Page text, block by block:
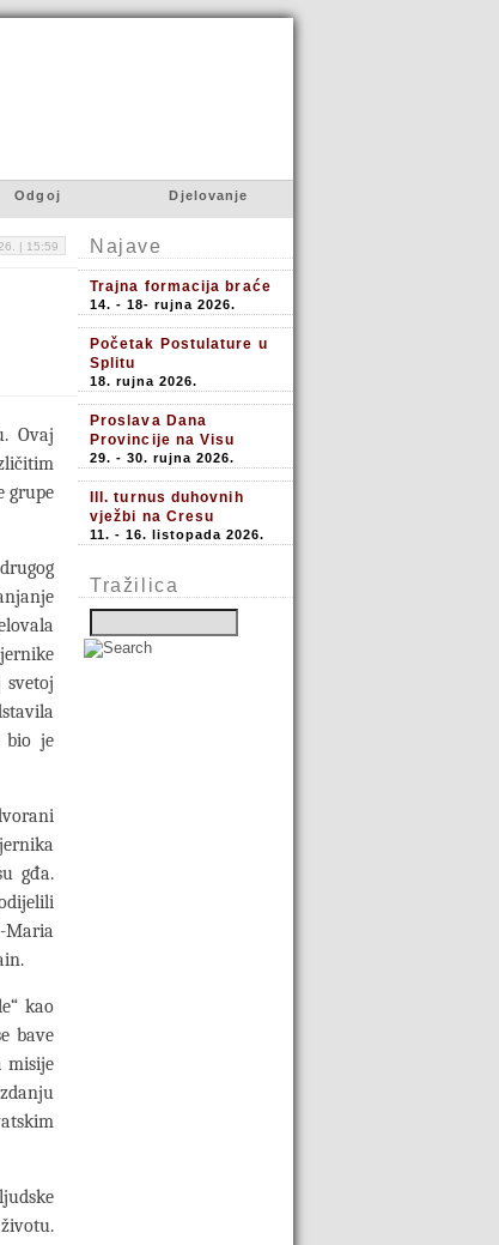
Odgoj Djelovanje
| 15:59
Ovaj
grupe
bio je
gđa.
Maria
kao
bave
misije
Najave
Trajna formacija braće
14. - 18- rujna 2026.
Početak Postulature u
Splitu
18. rujna 2026.
Proslava Dana
Provincije na Visu
29. - 30. rujna 2026.
III. turnus duhovnih
vježbi na Cresu
11. - 16. listopada 2026.
Tražilica